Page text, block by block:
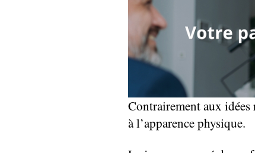
Contrairement aux idées
à l’apparence physique.